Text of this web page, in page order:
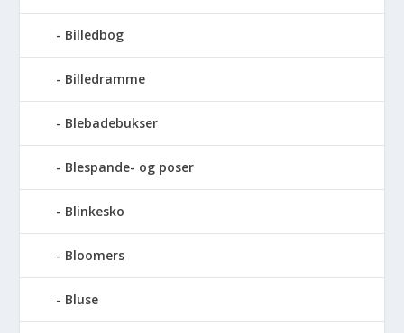
Billedbog
Billedramme
Blebadebukser
Blespande- og poser
Blinkesko
Bloomers
Bluse